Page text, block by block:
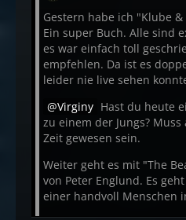
Gestern habe ich "Klube
Ein super Buch. Alle sind
es war einfach toll
empfehlen. Da ist es
leider nie live sehen
Virginy Hast du heute
zu einem der Jungs?
Zeit gewesen sein.
Weiter geht es mit "The
von Peter Englund. Es
einer handvoll Menschen